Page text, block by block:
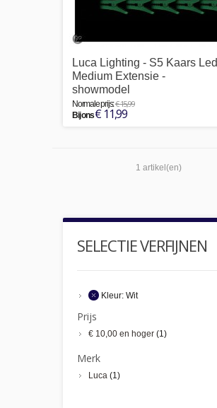
Luca Lighting - S5 Kaars Led
Medium Extensie -
showmodel
Normale prijs:€ 15,99
Bij ons€ 11,99
1 artikel(en)
SELECTIE VERFIJNEN
Kleur: Wit
Prijs
€ 10,00 en hoger (1)
Merk
Luca (1)